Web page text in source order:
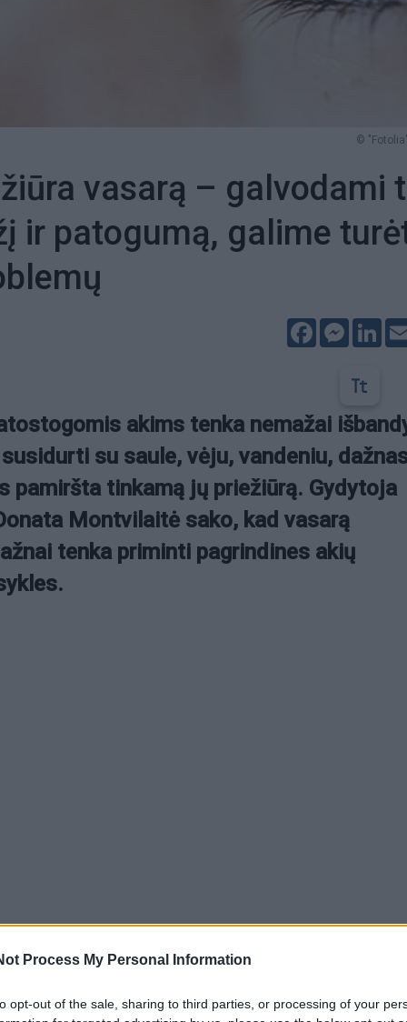
Process My Personal Information
opt-out of the sale, sharing to third parties, or processing of your
©
vasarą – galvodami
ir patogumą, galime
Facebook
akims tenka nemažai
su saule, vėju, vandeniu,
pamiršta tinkamą jų priežiūrą. Gydytoja
Montvilaitė sako, kad vasarą
tenka priminti pagrindines akių
gydytojos D. Montvilaitės, šiltuoju metų laiku
nereikėtų pamiršti ne tik dėl grožio, bet ir rūpinantis